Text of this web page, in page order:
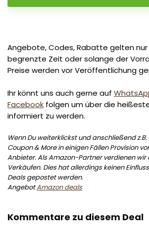
Angebote, Codes, Rabatte gelten nur
begrenzte Zeit oder solange der
Preise werden vor Veröffentlichung
Ihr könnt uns auch gerne auf
Facebook folgen um über die
informiert zu werden.
Wenn Du weiterklickst und anschließend
Coupon & More in einigen Fällen Provision
Anbieter. Als Amazon-Partner verdienen wir
Verkäufen. Dies hat allerdings keinen
Deals gepostet werden.
AngebotAmazon deals
Kommentare zu diesem Deal